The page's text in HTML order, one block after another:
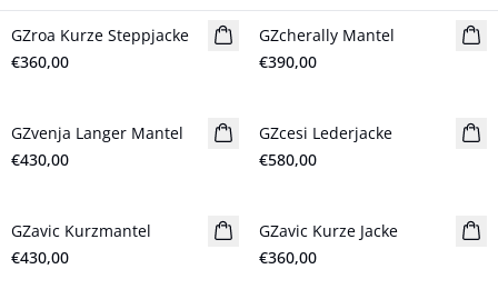
Neuheiten
GZroa Kurze Steppjacke
€360,00
Neuheiten
GZcherally Mantel
€390,00
Neuheiten
GZvenja Langer Mantel
€430,00
Neuheiten
GZcesi Lederjacke
€580,00
Neuheiten
GZavic Kurzmantel
€430,00
Neuheiten
GZavic Kurze Jacke
€360,00